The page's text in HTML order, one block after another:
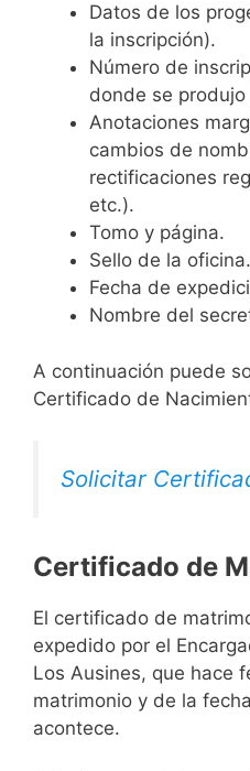
Datos de los
la inscripción).
Número de
donde se
Anotaciones
cambios de
rectificaciones
etc.).
Tomo y página.
Sello de la oficina.
Fecha de
Nombre del
A continuación puede
Certificado de
Solicitar
Certificado de
El certificado de
expedido por el
Los Ausines, que hace
matrimonio y de la
acontece.